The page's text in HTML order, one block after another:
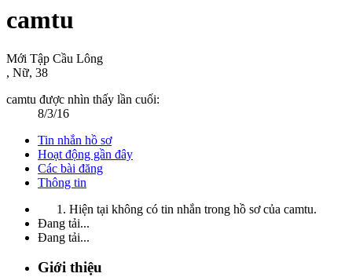
camtu
Mới Tập Cầu Lông
, Nữ, 38
camtu được nhìn thấy lần cuối:
8/3/16
Tin nhắn hồ sơ
Hoạt động gần đây
Các bài đăng
Thông tin
Hiện tại không có tin nhắn trong hồ sơ của camtu.
Đang tải...
Đang tải...
Giới thiệu